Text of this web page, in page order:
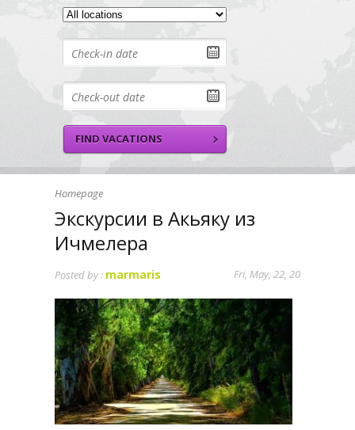
Homepage
Экскурсии в Акьяку из
Ичмелера
Fri, May, 22, 20
Posted by : marmaris